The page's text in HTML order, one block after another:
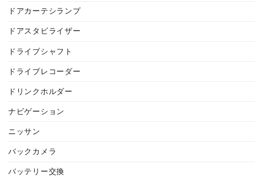
ドアカーテシランプ
ドアスタビライザー
ドライブシャフト
ドライブレコーダー
ドリンクホルダー
ナビゲーション
ニッサン
バックカメラ
バッテリー交換